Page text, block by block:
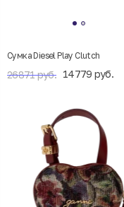
Сумка Diesel Play Clutch
26871 руб. 14779 руб.